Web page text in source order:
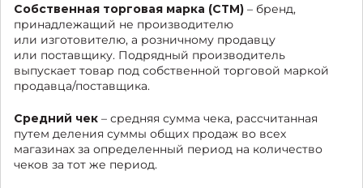
Собственная торговая марка (СТМ) – бренд,
принадлежащий не производителю
или изготовителю, а розничному продавцу
или поставщику. Подрядный производитель
выпускает товар под собственной торговой маркой
продавца/поставщика.
Средний чек – средняя сумма чека, рассчитанная
путем деления суммы общих продаж во всех
магазинах за определенный период на количество
чеков за тот же период.